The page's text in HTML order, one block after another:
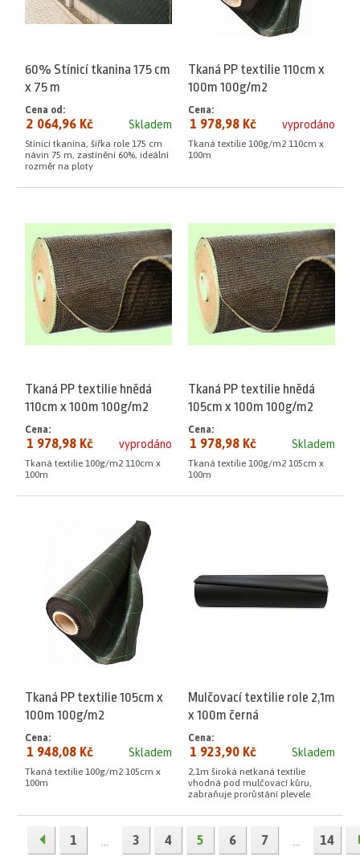
60% Stínicí tkanina 175 cm
x 75 m
Skladem
Cena od:
2 064,96 Kč
Stínicí tkanina, šířka role 175 cm
návin 75 m, zastínění 60%, ideální
rozměr na ploty
Tkaná PP textilie 110cm x
100m 100g/m2
vyprodáno
Cena:
1 978,98 Kč
Tkaná textilie 100g/m2 110cm x
100m
Tkaná PP textilie hnědá
110cm x 100m 100g/m2
vyprodáno
Cena:
1 978,98 Kč
Tkaná textilie 100g/m2 110cm x
100m
Tkaná PP textilie hnědá
105cm x 100m 100g/m2
Skladem
Cena:
1 978,98 Kč
Tkaná textilie 100g/m2 105cm x
100m
Tkaná PP textilie 105cm x
100m 100g/m2
Skladem
Cena:
1 948,08 Kč
Tkaná textilie 100g/m2 105cm x
100m
Mulčovací textilie role 2,1m
x 100m černá
Skladem
Cena:
1 923,90 Kč
2,1m široká netkaná textilie
vhodná pod mulčovací kůru,
zabraňuje prorůstání plevele
1 ... 3 4 5 6 7 ... 14